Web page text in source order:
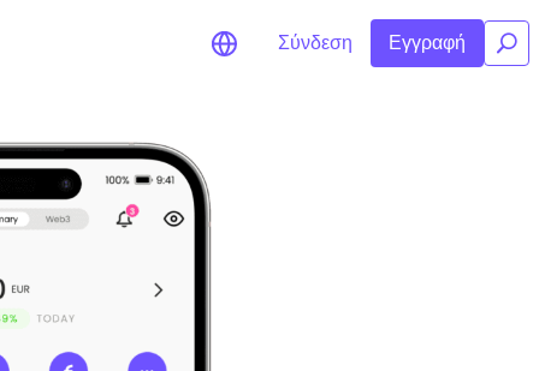
Τιμών
τιμών σε πραγματικό χρόνο
τα αγαπημένα σας διακριτικά
επενδυτικές ευκαιρίες
χαρτοφυλακίου
Σύνδεση Εγγραφή /